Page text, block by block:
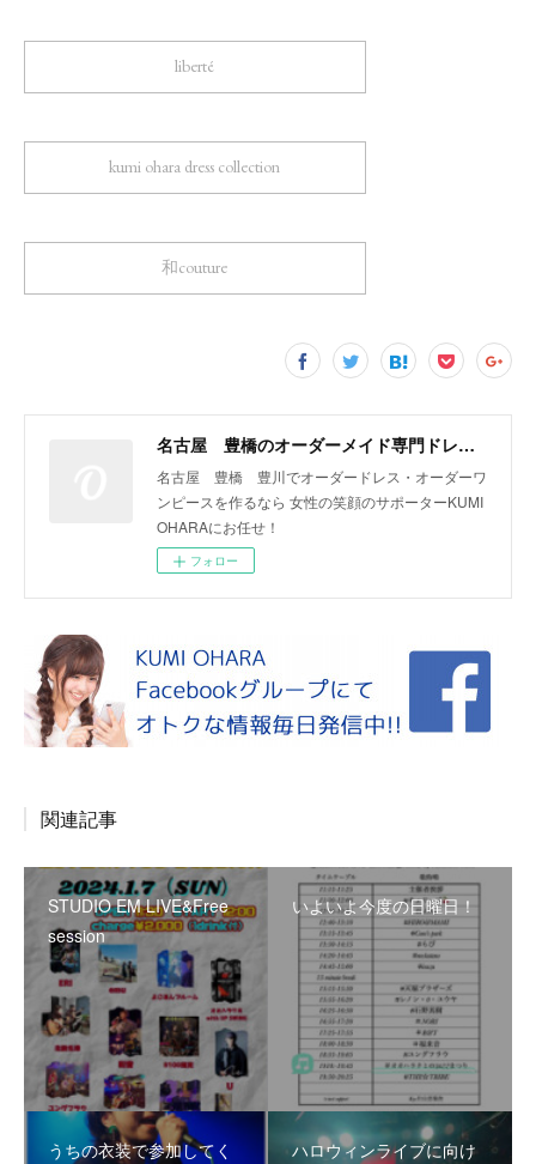
liberté
kumi ohara dress collection
和couture
名古屋 豊橋のオーダーメイド専門ドレスデザイナー KUMI OHARA
名古屋 豊橋 豊川でオーダードレス・オーダーワ
ンピースを作るなら 女性の笑顔のサポーターKUMI
OHARAにお任せ！
フォロー
関連記事
STUDIO EM LIVE&Free
session
いよいよ今度の日曜日！
うちの衣装で参加してく
ハロウィンライブに向け